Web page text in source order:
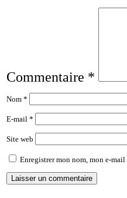
Commentaire *
Nom *
E-mail *
Site web
Enregistrer mon nom, mon e-